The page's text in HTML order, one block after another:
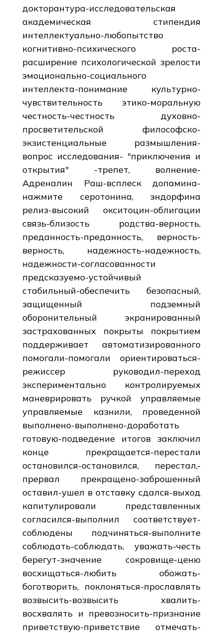
докторантура-исследовательская
академическая стипендия
интеллектуально-любопытство
когнитивно-психического роста-
расширение психологической зрелости
эмоционально-социального
интеллекта-понимание культурно-
чувствительность этико-моральную
честность-честность духовно-
просветительской философско-
экзистенциальные размышления-
вопрос исследования- "приключения и
открытия" -трепет, волнение-
Адреналин Раш-всплеск допамина-
нажмите серотонина, эндорфина
релиз-высокий окситоцин-облигации
связь-близость родства-верность,
преданность-преданность, верность-
верность, надежность-надежность,
надежности-согласованности
предсказуемо-устойчивый
стабильный-обеспечить безопасный,
защищенный подземный
оборонительный экранированный
застрахованных покрыты покрытием
поддерживает автоматизированного
помогали-помогали ориентироваться-
режиссер руководил-переход
экспериментально контролируемых
маневрировать ручкой управляемые
управляемые казнили, проведенной
выполнено-выполнено-доработать
готовую-подведение итогов заключил
конце прекращается-перестали
остановился-остановился, перестал,-
прервал прекращено-заброшенный
оставил-ушел в отставку сдался-выход
капитулировали представленных
согласился-выполнил соответствует-
соблюдены подчиняться-выполните
соблюдать-соблюдать, уважать-честь
берегут-значение сокровище-ценю
восхищаться-любить обожать-
боготворить, поклоняться-прославлять
возвысить-возвысить хвалить-
восхвалять и превозносить-признание
приветствую-приветствие отмечать-